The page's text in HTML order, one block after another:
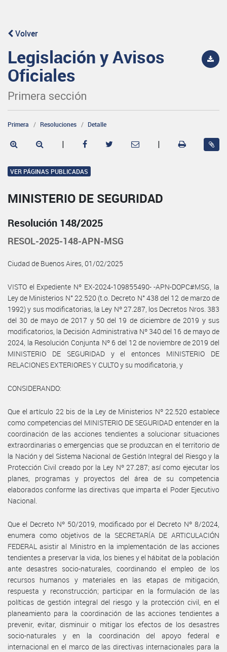
Volver
Legislación y Avisos
Oficiales
Primera sección
Primera Resoluciones Detalle
| |
VER PÁGINAS PUBLICADAS
MINISTERIO DE SEGURIDAD
Resolución 148/2025
RESOL-2025-148-APN-MSG
Ciudad de Buenos Aires, 01/02/2025
VISTO el Expediente Nº EX-2024-109855490- -APN-DOPC#MSG, la
Ley de Ministerios N° 22.520 (t.o. Decreto N° 438 del 12 de marzo de
1992) y sus modificatorias, la Ley Nº 27.287, los Decretos Nros. 383
del 30 de mayo de 2017 y 50 del 19 de diciembre de 2019 y sus
modificatorios, la Decisión Administrativa Nº 340 del 16 de mayo de
2024, la Resolución Conjunta Nº 6 del 12 de noviembre de 2019 del
MINISTERIO DE SEGURIDAD y el entonces MINISTERIO DE
RELACIONES EXTERIORES Y CULTO y su modificatoria, y
CONSIDERANDO:
Que el artículo 22 bis de la Ley de Ministerios Nº 22.520 establece
como competencias del MINISTERIO DE SEGURIDAD entender en la
coordinación de las acciones tendientes a solucionar situaciones
extraordinarias o emergencias que se produzcan en el territorio de
la Nación y del Sistema Nacional de Gestión Integral del Riesgo y la
Protección Civil creado por la Ley Nº 27.287; así como ejecutar los
planes, programas y proyectos del área de su competencia
elaborados conforme las directivas que imparta el Poder Ejecutivo
Nacional.
Que el Decreto Nº 50/2019, modificado por el Decreto Nº 8/2024,
enumera como objetivos de la SECRETARÍA DE ARTICULACIÓN
FEDERAL asistir al Ministro en la implementación de las acciones
tendientes a preservar la vida, los bienes y el hábitat de la población
ante desastres socio-naturales, coordinando el empleo de los
recursos humanos y materiales en las etapas de mitigación,
respuesta y reconstrucción; participar en la formulación de las
políticas de gestión integral del riesgo y la protección civil, en el
planeamiento para la coordinación de las acciones tendientes a
prevenir, evitar, disminuir o mitigar los efectos de los desastres
socio-naturales y en la coordinación del apoyo federal e
internacional en el marco de las directivas internacionales para la